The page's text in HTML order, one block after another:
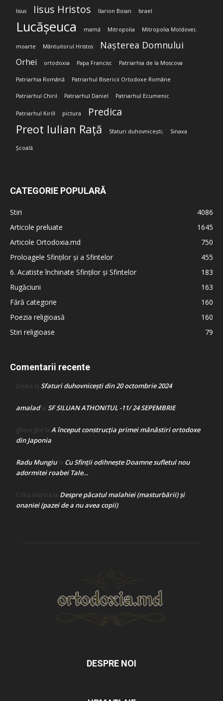
Iisus Iisus Hristos Ilarion Boian Israel
Lucășeuca mamă Mitropolia Mitropolia Moldovei;
moarte Mântuitorul Hristos Nașterea Domnului
Orhei ortodoxia Papa Francisc Patriarhia de la Moscova
Patriarhia Română Patriarhul Bisericii Ortodoxe Române
Patriarhul Chiril Patriarhul Daniel Patriarhul Ecumenic
Patriarhul Kirill pictura Predica
Preot Iulian Rață Sfaturi duhovnicești; Sinaxa
Școală
CATEGORIE POPULARĂ
Stiri
4086
Articole preluate
1645
Articole Ortodoxia.md
750
Proloagele Sfinților și a Sfintelor
455
6. Acatiste închinate Sfinților și Sfintelor
183
Rugăciuni
163
Fără categorie
160
Poezia religioasă
160
Stiri religioase
79
Comentarii recente
Doina la Sfaturi duhovnicești din 20 octombrie 2024
amaladla SF SILUAN ATHONITUL -11/ 24 SEPEMBRIE
gheorghe la A început construcţia primei mănăstiri ortodoxe
din Japonia
Radu Mungiula Cu Sfinții odihnește Doamne sufletul nou
adormitei roabei Tale…
Crina Marina la Despre păcatul malahiei (masturbării) şi
onaniei (pazei de a nu avea copii)
DESPRE NOI